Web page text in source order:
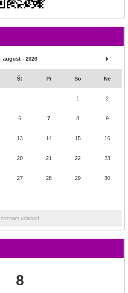
august - 2026
Št Pi So Ne
1 2
6 7 8 9
13 14 15 16
20 21 22 23
27 28 29 30
zoznam udalostí
8